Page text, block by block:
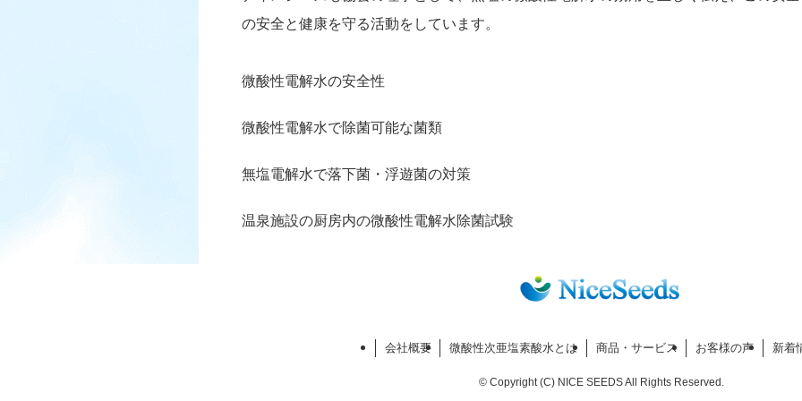
の安全と健康を守る活動をしています。
微酸性電解水の安全性
微酸性電解水で除菌可能な菌類
無塩電解水で落下菌・浮遊菌の対策
温泉施設の厨房内の微酸性電解水除菌試験
会社概要 微酸性次亜塩素酸水とは 商品・サービス お客様の声 新着
© Copyright (C) NICE SEEDS All Rights Reserved.